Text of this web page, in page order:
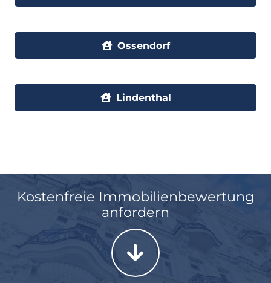
Ossendorf
Lindenthal
Kostenfreie Immobilienbewertung
anfordern